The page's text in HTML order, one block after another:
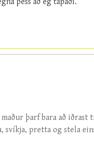
þarf bara að iðrast
pretta og stela